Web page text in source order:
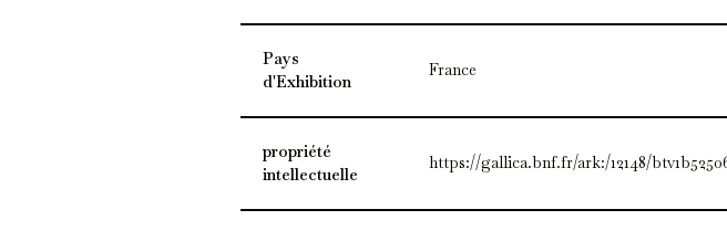
Pays
d'Exhibition
France
propriété
intellectuelle
https://gallica.bnf.fr/ark:/12148/